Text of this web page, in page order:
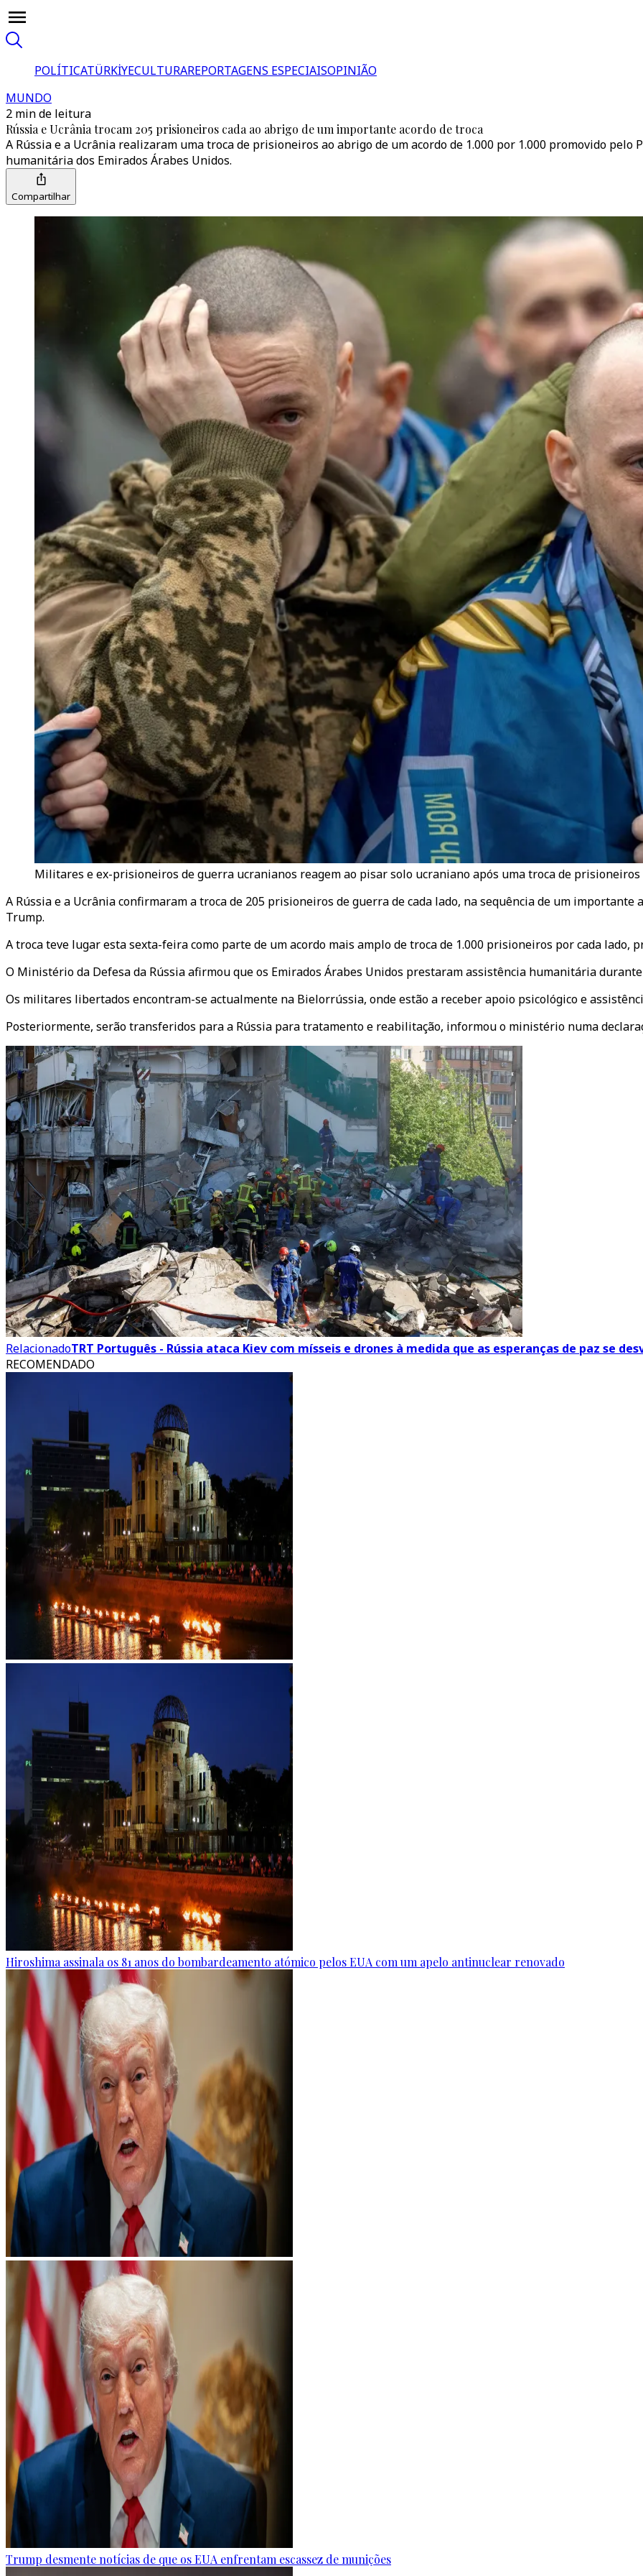
POLÍTICATÜRKİYECULTURAREPORTAGENS ESPECIAISOPINIÃO
MUNDO
2 min de leitura
Rússia e Ucrânia trocam 205 prisioneiros cada ao abrigo de um importante acordo de troca
A Rússia e a Ucrânia realizaram uma troca de prisioneiros ao abrigo de um acordo de 1.000 por 1.000 promovido pelo
humanitária dos Emirados Árabes Unidos.
Compartilhar
Militares e ex-prisioneiros de guerra ucranianos reagem ao pisar solo ucraniano após uma troca de prisioneiros
A Rússia e a Ucrânia confirmaram a troca de 205 prisioneiros de guerra de cada lado, na sequência de um importante
Trump.
A troca teve lugar esta sexta-feira como parte de um acordo mais amplo de troca de 1.000 prisioneiros por cada lado,
O Ministério da Defesa da Rússia afirmou que os Emirados Árabes Unidos prestaram assistência humanitária
Os militares libertados encontram-se actualmente na Bielorrússia, onde estão a receber apoio psicológico e
Posteriormente, serão transferidos para a Rússia para tratamento e reabilitação, informou o ministério numa
RelacionadoTRT Português - Rússia ataca Kiev com mísseis e drones à medida que as esperanças de paz se
RECOMENDADO
Hiroshima assinala os 81 anos do bombardeamento atómico pelos EUA com um apelo antinuclear renovado
Trump desmente notícias de que os EUA enfrentam escassez de munições